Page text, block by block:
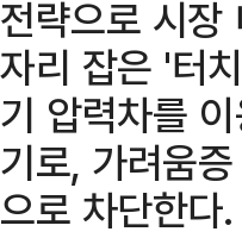
전략으로 시장
자리 잡은 '터
기 압력차를
기로, 가려움
으로 차단한다.